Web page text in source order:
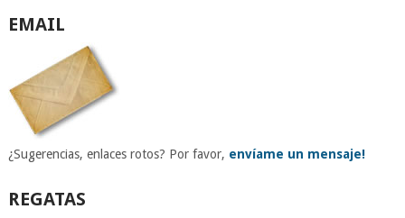
EMAIL
¿Sugerencias, enlaces rotos? Por favor, envíame un mensaje!
REGATAS